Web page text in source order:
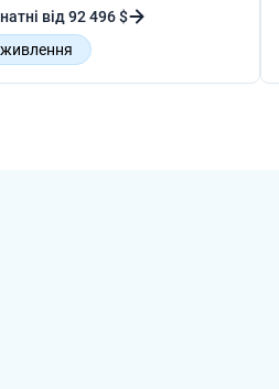
від 92 496 $
живлення